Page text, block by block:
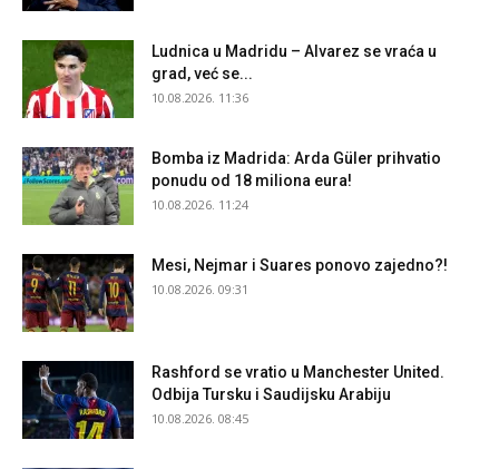
Ludnica u Madridu – Alvarez se vraća u
grad, već se...
10.08.2026. 11:36
Bomba iz Madrida: Arda Güler prihvatio
ponudu od 18 miliona eura!
10.08.2026. 11:24
Mesi, Nejmar i Suares ponovo zajedno?!
10.08.2026. 09:31
Rashford se vratio u Manchester United.
Odbija Tursku i Saudijsku Arabiju
10.08.2026. 08:45